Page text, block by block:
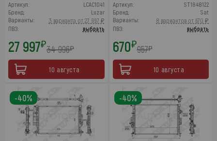
Артикул:
LCAC1041
Бренд:
Luzar
Варианты:
3 варианта от 27 997 ₽
ПВЗ:
выбрать
27 997₽34 996₽
10 августа
Артикул:
ST1848122
Бренд:
Sat
Варианты:
8 вариантов от 670 ₽
ПВЗ:
выбрать
670₽957₽
10 августа
-40% -40%